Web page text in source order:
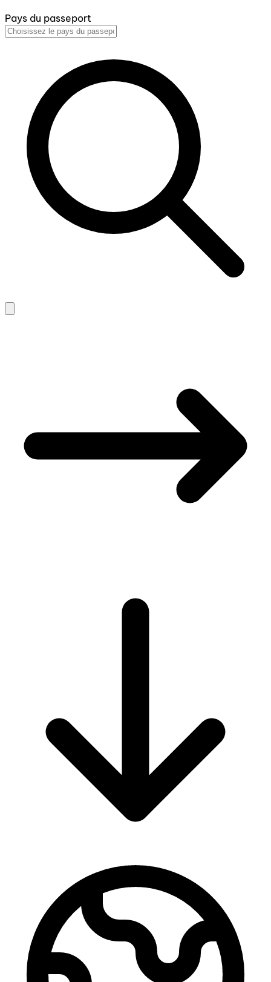
Pays du passeport